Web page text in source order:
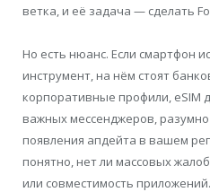
ветка, и её задача — сделать
Но есть нюанс. Если смартфон
инструмент, на нём стоят
корпоративные профили, eSIM
важных мессенджеров,
появления апдейта в вашем
понятно, нет ли массовых
или совместимость